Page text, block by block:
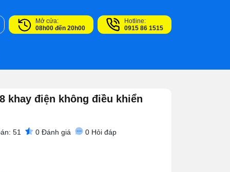
Mở cửa:
08h00 đến 20h00
Hotline:
0915 86 1515
khay điện không điều khiển
51 0 Đánh giá 0 Hỏi đáp